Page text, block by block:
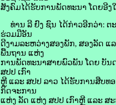
ສັງຄົມໄດ້ຮັບການພັດທະນາ ໂດຍອີ
ທ່ານ ລີ ຢົງ ຊົນ ໄດ້ກ່າວອີກວ່າ: ຕ
ຮ່ວມມືອັນ
ດີງາມລະຫວ່າງສອງພັກ, ສອງລັດ ແ
ພື້ນຖານ ແຫ່ງ
ການພັດທະນາສາຍພົວພັນ ໂດຍ ບັນ
ສປປ ເກົາ
ຫຼີ ແລະ ສປປ ລາວ ໄດ້ຮັບການສືບທ
ກິດຈະການ
ແຫ່ງ ລັດ ແຫ່ງ ສປປ ເກົາຫຼີ ແລະ ສ